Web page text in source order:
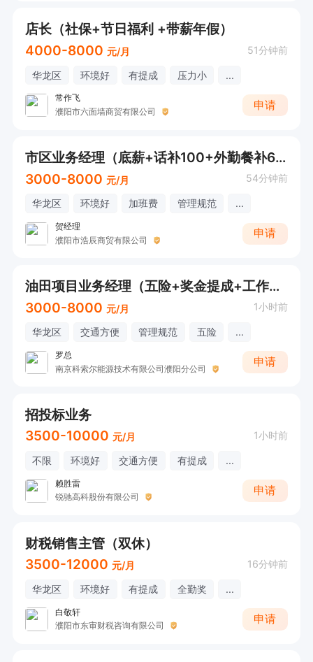
店长（社保+节日福利 +带薪年假）
4000-8000 元/月 51分钟前
华龙区 环境好 有提成 压力小 ...
常作飞
濮阳市六面墙商贸有限公司
申请
市区业务经理（底薪+话补100+外勤餐补600元+实习期过后交养老保险+具体电话联系）
3000-8000 元/月 54分钟前
华龙区 环境好 加班费 管理规范 ...
贺经理
濮阳市浩辰商贸有限公司
申请
油田项目业务经理（五险+奖金提成+工作餐+有住宿）
3000-8000 元/月 1小时前
华龙区 交通方便 管理规范 五险 ...
罗总
南京科索尔能源技术有限公司濮阳分公司
申请
招投标业务
3500-10000 元/月 1小时前
不限 环境好 交通方便 有提成 ...
赖胜雷
锐驰高科股份有限公司
申请
财税销售主管（双休）
3500-12000 元/月 16分钟前
华龙区 环境好 有提成 全勤奖 ...
白敬轩
濮阳市东审财税咨询有限公司
申请